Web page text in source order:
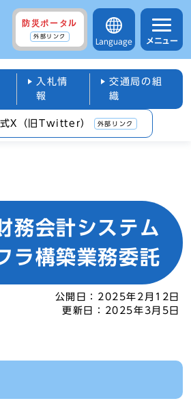
防災ポータル
外部リンク
Language メニュー
入札情
報
交通局の組
織
X（旧Twitter） 外部リンク
務会計システム
ラ構築業務委託
公開日： 2025年2月12日
更新日：
2025年3月5日